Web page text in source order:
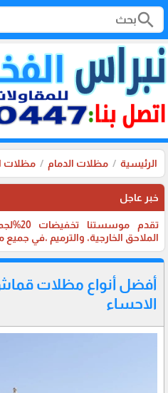
search
الرئيسية مظلات الدمام مظلات
خبر عاجل
تقدم
الملاحق الخارجية، والترميم ،في
أفضل أنواع مظلات
الاحساء